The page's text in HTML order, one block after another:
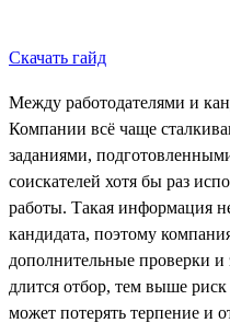
Скачать гайд
Между работодателями и
Компании всё чаще
заданиями,
соискателей хотя бы раз
работы. Такая информация
кандидата, поэтому
дополнительные проверки
длится отбор, тем выше
может потерять терпение и